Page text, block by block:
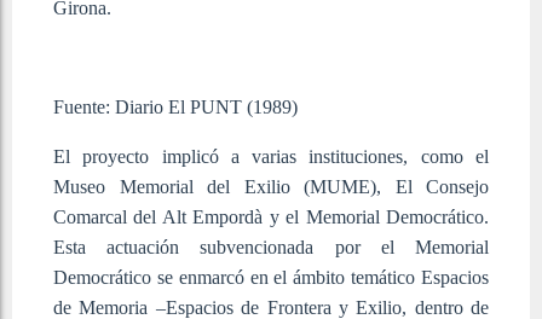
Girona.
Fuente: Diario El PUNT (1989)
El proyecto implicó a varias instituciones, como el
Museo Memorial del Exilio (MUME), El Consejo
Comarcal del Alt Empordà y el Memorial Democrático.
Esta actuación subvencionada por el Memorial
Democrático se enmarcó en el ámbito temático Espacios
de Memoria –Espacios de Frontera y Exilio, dentro de